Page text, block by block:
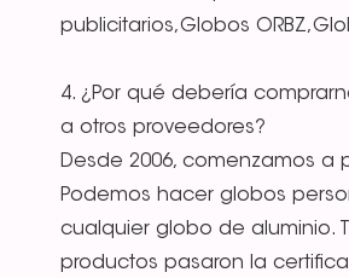
publicitarios,Globos
4. ¿Por qué debería
a otros proveedores?
Desde 2006, comenzamos a
Podemos hacer globos
cualquier globo de aluminio.
productos pasaron la